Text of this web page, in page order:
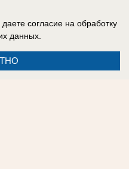
согласие на обработку
данных.